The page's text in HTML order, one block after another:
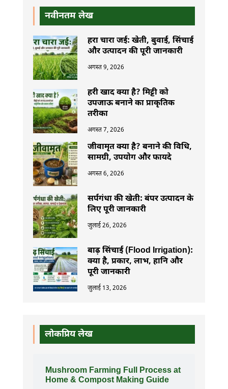
नवीनतम लेख
हरा चारा जई: खेती, बुवाई, सिंचाई
और उत्पादन की पूरी जानकारी
अगस्त 9, 2026
हरी खाद क्या है? मिट्टी को
उपजाऊ बनाने का प्राकृतिक
तरीका
अगस्त 7, 2026
जीवामृत क्या है? बनाने की विधि,
सामग्री, उपयोग और फायदे
अगस्त 6, 2026
सर्पगंधा की खेती: बंपर उत्पादन के
लिए पूरी जानकारी
जुलाई 26, 2026
बाढ़ सिंचाई (Flood Irrigation):
क्या है, प्रकार, लाभ, हानि और
पूरी जानकारी
जुलाई 13, 2026
लोकप्रिय लेख
Mushroom Farming Full Process at
Home & Compost Making Guide